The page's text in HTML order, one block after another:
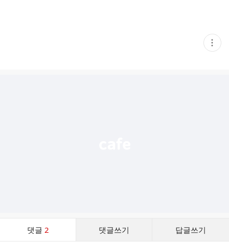
현
재
댓글 2 댓글쓰기 답글쓰기